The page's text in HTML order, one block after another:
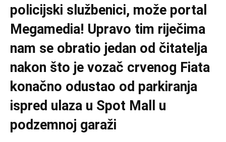
policijski službenici, može portal
Megamedia! Upravo tim riječima
nam se obratio jedan od čitatelja
nakon što je vozač crvenog Fiata
konačno odustao od parkiranja
ispred ulaza u Spot Mall u
podzemnoj garaži